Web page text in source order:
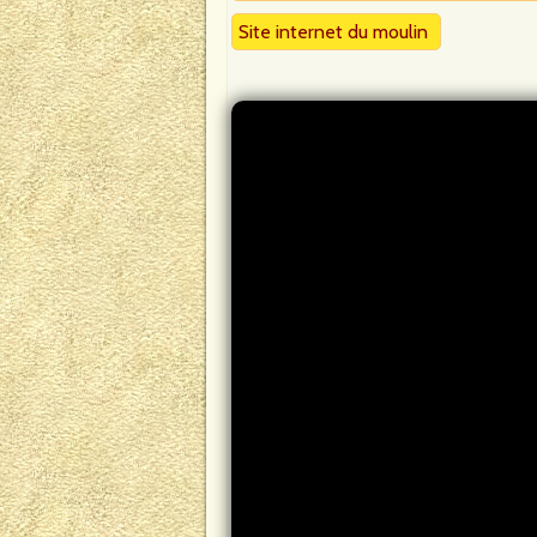
Site internet du moulin